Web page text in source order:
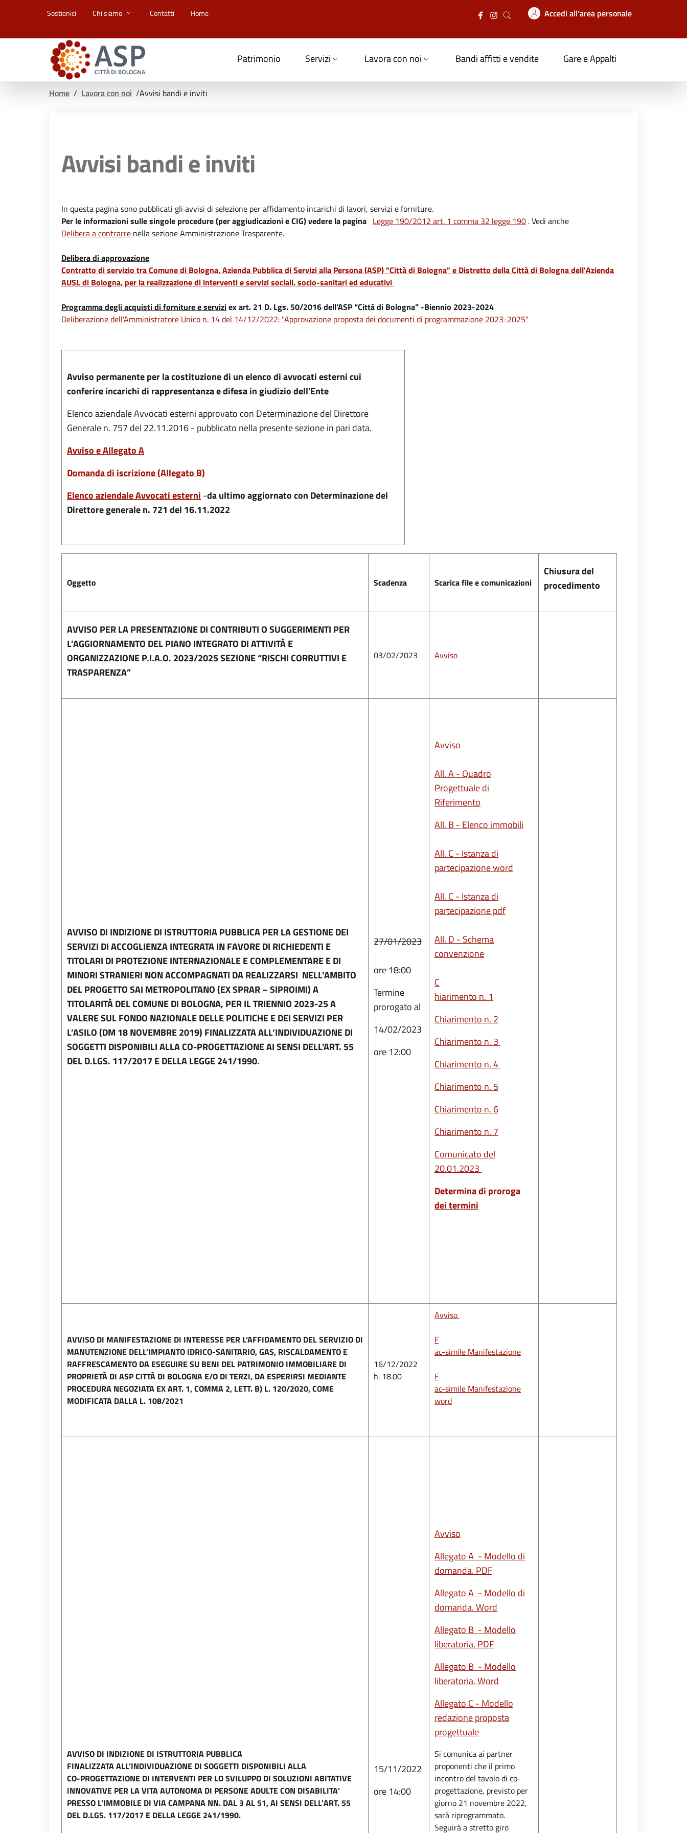
Sostienici Chi siamo Contatti Home Accedi all'area personale
Patrimonio Servizi Lavora con noi Bandi affitti e vendite Gare e Appalti
Home / Lavora con noi /Avvisi bandi e inviti
Avvisi bandi e inviti
In questa pagina sono pubblicati gli avvisi di selezione per affidamento incarichi di lavori, servizi e forniture.
Per le informazioni sulle singole procedure (per aggiudicazioni e CIG) vedere la pagina Legge 190/2012 art. 1 comma 32 legge 190 . Vedi anche
Delibera a contrarre nella sezione Amministrazione Trasparente.
Delibera di approvazione
Contratto di servizio tra Comune di Bologna, Azienda Pubblica di Servizi alla Persona (ASP) "Città di Bologna" e Distretto della Città di Bologna dell'Azienda
AUSL di Bologna, per la realizzazione di interventi e servizi sociali, socio-sanitari ed educativi
Programma degli acquisti di forniture e serviziex art. 21 D. Lgs. 50/2016 dell’ASP “Città di Bologna” -Biennio 2023-2024
Deliberazione dell'Amministratore Unico n. 14 del 14/12/2022: "Approvazione proposta dei documenti di programmazione 2023-2025"
Avviso permanente per la costituzione di un elenco di avvocati esterni cui
conferire incarichi di rappresentanza e difesa in giudizio dell'Ente
Elenco aziendale Avvocati esterni approvato con Determinazione del Direttore
Generale n. 757 del 22.11.2016 - pubblicato nella presente sezione in pari data.
Avviso e Allegato A
Domanda di iscrizione (Allegato B)
Elenco aziendale Avvocati esterni -da ultimo aggiornato con Determinazione del
Direttore generale n. 721 del 16.11.2022
Oggetto Scadenza Scarica file e comunicazioni
Chiusura del
procedimento
AVVISO PER LA PRESENTAZIONE DI CONTRIBUTI O SUGGERIMENTI PER
L’AGGIORNAMENTO DEL PIANO INTEGRATO DI ATTIVITÀ E
ORGANIZZAZIONE P.I.A.O. 2023/2025 SEZIONE “RISCHI CORRUTTIVI E
TRASPARENZA”
03/02/2023 Avviso
AVVISO DI INDIZIONE DI ISTRUTTORIA PUBBLICA PER LA GESTIONE DEI
SERVIZI DI ACCOGLIENZA INTEGRATA IN FAVORE DI RICHIEDENTI E
TITOLARI DI PROTEZIONE INTERNAZIONALE E COMPLEMENTARE E DI
MINORI STRANIERI NON ACCOMPAGNATI DA REALIZZARSI NELL’AMBITO
DEL PROGETTO SAI METROPOLITANO (EX SPRAR – SIPROIMI) A
TITOLARITÀ DEL COMUNE DI BOLOGNA, PER IL TRIENNIO 2023-25 A
VALERE SUL FONDO NAZIONALE DELLE POLITICHE E DEI SERVIZI PER
L’ASILO (DM 18 NOVEMBRE 2019) FINALIZZATA ALL’INDIVIDUAZIONE DI
SOGGETTI DISPONIBILI ALLA CO-PROGETTAZIONE AI SENSI DELL'ART. 55
DEL D.LGS. 117/2017 E DELLA LEGGE 241/1990.
27/01/2023
ore 18:00
Termine
prorogato al
14/02/2023
ore 12:00
Avviso
All. A - Quadro
Progettuale di
Riferimento
All. B - Elenco immobili
All. C - Istanza di
partecipazione word
All. C - Istanza di
partecipazione pdf
All. D - Schema
convenzione
C
hiarimento n. 1
Chiarimento n. 2
Chiarimento n. 3
Chiarimento n. 4
Chiarimento n. 5
Chiarimento n. 6
Chiarimento n. 7
Comunicato del
20.01.2023
Determina di proroga
dei termini
AVVISO DI MANIFESTAZIONE DI INTERESSE PER L’AFFIDAMENTO DEL SERVIZIO DI
MANUTENZIONE DELL’IMPIANTO IDRICO-SANITARIO, GAS, RISCALDAMENTO E
RAFFRESCAMENTO DA ESEGUIRE SU BENI DEL PATRIMONIO IMMOBILIARE DI
PROPRIETÀ DI ASP CITTÀ DI BOLOGNA E/O DI TERZI, DA ESPERIRSI MEDIANTE
PROCEDURA NEGOZIATA EX ART. 1, COMMA 2, LETT. B) L. 120/2020, COME
MODIFICATA DALLA L. 108/2021
16/12/2022
h. 18.00
Avviso
F
ac-simile Manifestazione
F
ac-simile Manifestazione
word
AVVISO DI INDIZIONE DI ISTRUTTORIA PUBBLICA
FINALIZZATA ALL’INDIVIDUAZIONE DI SOGGETTI DISPONIBILI ALLA
CO-PROGETTAZIONE DI INTERVENTI PER LO SVILUPPO DI SOLUZIONI ABITATIVE
INNOVATIVE PER LA VITA AUTONOMA DI PERSONE ADULTE CON DISABILITA’
PRESSO L’IMMOBILE DI VIA CAMPANA NN. DAL 3 AL 51, AI SENSI DELL'ART. 55
DEL D.LGS. 117/2017 E DELLA LEGGE 241/1990.
15/11/2022
ore 14:00
Avviso
Allegato A - Modello di
domanda. PDF
Allegato A - Modello di
domanda. Word
Allegato B - Modello
liberatoria. PDF
Allegato B - Modello
liberatoria. Word
Allegato C - Modello
redazione proposta
progettuale
Si comunica ai partner
proponenti che il primo
incontro del tavolo di co-
progettazione, previsto per
giorno 21 novembre 2022,
sarà riprogrammato.
Seguirà a stretto giro